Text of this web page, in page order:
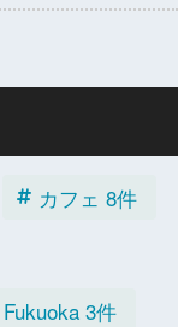
カフェ 8件
3件